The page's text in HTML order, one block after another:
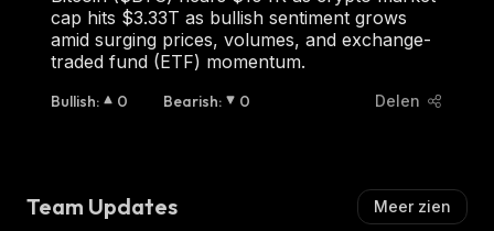
cap hits $3.33T as bullish sentiment grows
amid surging prices, volumes, and exchange-
traded fund (ETF) momentum.
Bullish: 0 Bearish: 0 Delen
Team Updates Meer zien